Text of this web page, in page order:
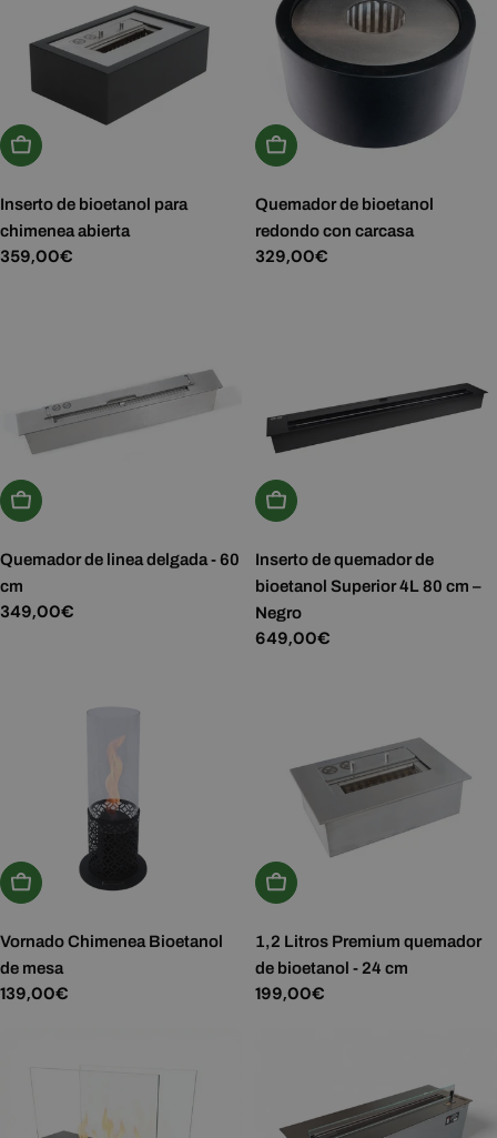
Añadir A La Cesta
Inserto de bioetanol para
chimenea abierta
Precio
359,00€
Añadir A La Cesta
Quemador de bioetanol
redondo con carcasa
Precio
329,00€
Añadir A La Cesta
Quemador de linea delgada - 60
cm
Precio
349,00€
Añadir A La Cesta
Inserto de quemador de
bioetanol Superior 4L 80 cm –
Negro
Precio
649,00€
Añadir A La Cesta
Vornado Chimenea Bioetanol
de mesa
Precio
139,00€
Añadir A La Cesta
1,2 Litros Premium quemador
de bioetanol - 24 cm
Precio
199,00€